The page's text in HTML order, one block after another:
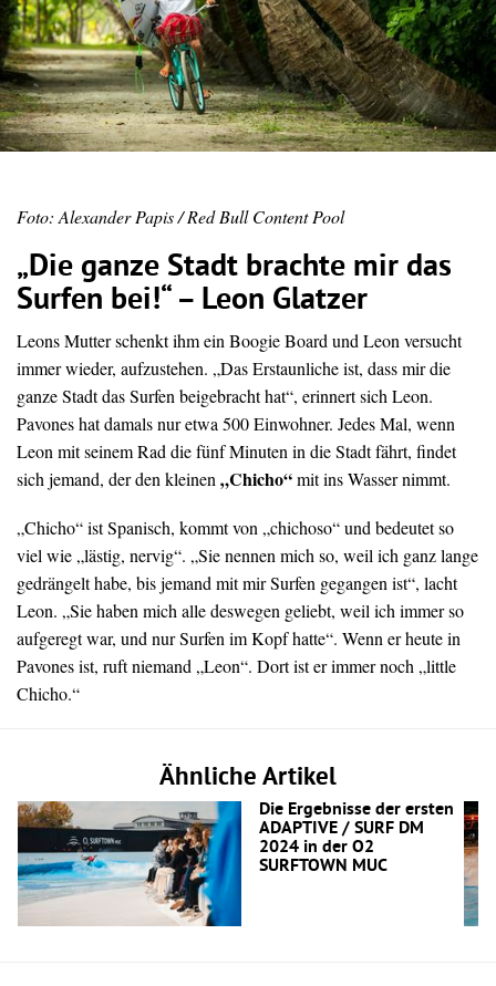
Foto: Alexander Papis / Red Bull Content Pool
„Die ganze Stadt brachte mir das
Surfen bei!“ – Leon Glatzer
Leons Mutter schenkt ihm ein Boogie Board und Leon versucht
immer wieder, aufzustehen. „Das Erstaunliche ist, dass mir die
ganze Stadt das Surfen beigebracht hat“, erinnert sich Leon.
Pavones hat damals nur etwa 500 Einwohner. Jedes Mal, wenn
Leon mit seinem Rad die fünf Minuten in die Stadt fährt, findet
sich jemand, der den kleinen „Chicho“mit ins Wasser nimmt.
„Chicho“ ist Spanisch, kommt von „chichoso“ und bedeutet so
viel wie „lästig, nervig“. „Sie nennen mich so, weil ich ganz lange
gedrängelt habe, bis jemand mit mir Surfen gegangen ist“, lacht
Leon. „Sie haben mich alle deswegen geliebt, weil ich immer so
aufgeregt war, und nur Surfen im Kopf hatte“. Wenn er heute in
Pavones ist, ruft niemand „Leon“. Dort ist er immer noch „little
Chicho.“
Ähnliche Artikel
Die Ergebnisse der ersten
ADAPTIVE / SURF DM
2024 in der O2
SURFTOWN MUC